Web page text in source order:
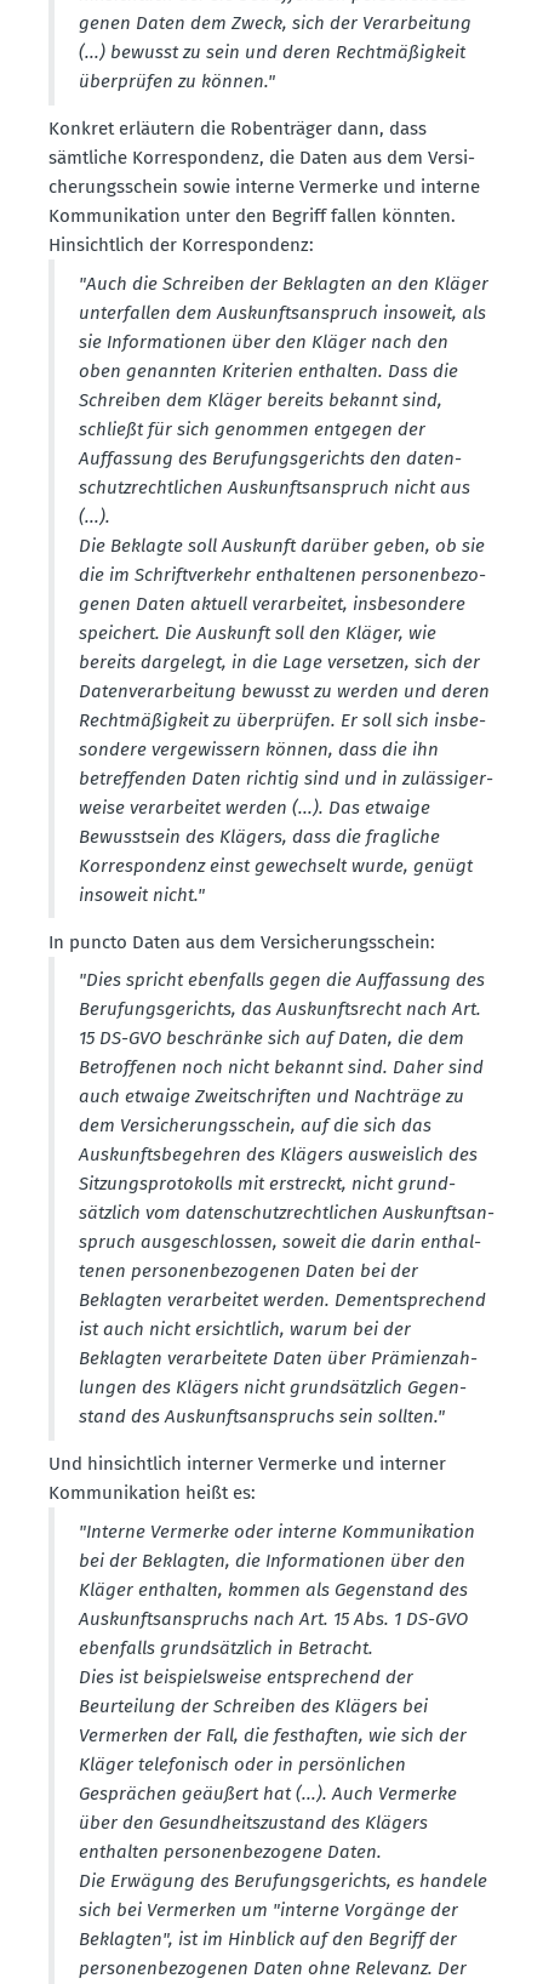
genen Daten dem Zweck, sich der Verar­beitung
(...) bewusst zu sein und deren Recht­mä­ßigkeit
überprüfen zu können."
Konkret erläutern die Roben­träger dann, dass
sämtliche Korre­spondenz, die Daten aus dem Versi­
che­rungs­schein sowie interne Vermerke und interne
Kommu­ni­kation unter den Begriff fallen könnten.
Hinsichtlich der Korre­spondenz:
"Auch die Schreiben der Beklagten an den Kläger
unter­fallen dem Auskunfts­an­spruch insoweit, als
sie Infor­ma­tionen über den Kläger nach den
oben genannten Kriterien enthalten. Dass die
Schreiben dem Kläger bereits bekannt sind,
schließt für sich genommen entgegen der
Auffassung des Berufungs­ge­richts den daten­
schutz­recht­lichen Auskunfts­an­spruch nicht aus
(...).
Die Beklagte soll Auskunft darüber geben, ob sie
die im Schrift­verkehr enthal­tenen perso­nen­be­zo­
genen Daten aktuell verar­beitet, insbe­sondere
speichert. Die Auskunft soll den Kläger, wie
bereits dargelegt, in die Lage versetzen, sich der
Daten­ver­ar­beitung bewusst zu werden und deren
Recht­mä­ßigkeit zu überprüfen. Er soll sich insbe­
sondere verge­wissern können, dass die ihn
betref­fenden Daten richtig sind und in zuläs­si­ger­
weise verar­beitet werden (...). Das etwaige
Bewusstsein des Klägers, dass die fragliche
Korre­spondenz einst gewechselt wurde, genügt
insoweit nicht."
In puncto Daten aus dem Versi­che­rungs­schein:
"Dies spricht ebenfalls gegen die Auffassung des
Berufungs­ge­richts, das Auskunfts­recht nach Art.
15 DS-GVO beschränke sich auf Daten, die dem
Betrof­fenen noch nicht bekannt sind. Daher sind
auch etwaige Zweit­schriften und Nachträge zu
dem Versi­che­rungs­schein, auf die sich das
Auskunfts­be­gehren des Klägers ausweislich des
Sitzungs­pro­to­kolls mit erstreckt, nicht grund­
sätzlich vom daten­schutz­recht­lichen Auskunfts­an­
spruch ausge­schlossen, soweit die darin enthal­
tenen perso­nen­be­zo­genen Daten bei der
Beklagten verar­beitet werden. Dementspre­chend
ist auch nicht ersichtlich, warum bei der
Beklagten verar­beitete Daten über Prämi­en­zah­
lungen des Klägers nicht grund­sätzlich Gegen­
stand des Auskunfts­an­spruchs sein sollten."
Und hinsichtlich interner Vermerke und interner
Kommu­ni­kation heißt es:
"Interne Vermerke oder interne Kommu­ni­kation
bei der Beklagten, die Infor­ma­tionen über den
Kläger enthalten, kommen als Gegen­stand des
Auskunfts­an­spruchs nach Art. 15 Abs. 1 DS-GVO
ebenfalls grund­sätzlich in Betracht.
Dies ist beispiels­weise entspre­chend der
Beurteilung der Schreiben des Klägers bei
Vermerken der Fall, die festhaften, wie sich der
Kläger telefo­nisch oder in persön­lichen
Gesprächen geäußert hat (...). Auch Vermerke
über den Gesund­heits­zu­stand des Klägers
enthalten perso­nen­be­zogene Daten.
Die Erwägung des Berufungs­ge­richts, es handele
sich bei Vermerken um "interne Vorgänge der
Beklagten", ist im Hinblick auf den Begriff der
perso­nen­be­zo­genen Daten ohne Relevanz. Der